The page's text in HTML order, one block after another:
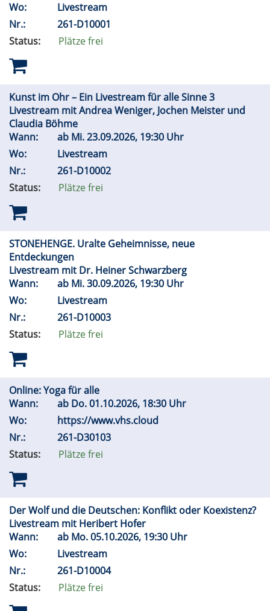
Wo:
Livestream
Nr.:
261-D10001
Status:
Plätze frei
Kunst im Ohr – Ein Livestream für alle Sinne 3
Livestream mit Andrea Weniger, Jochen Meister und
Claudia Böhme
Wann:
ab Mi.23.09.2026, 19:30 Uhr
Wo:
Livestream
Nr.:
261-D10002
Status:
Plätze frei
STONEHENGE. Uralte Geheimnisse, neue
Entdeckungen
Livestream mit Dr. Heiner Schwarzberg
Wann:
ab Mi.30.09.2026, 19:30 Uhr
Wo:
Livestream
Nr.:
261-D10003
Status:
Plätze frei
Online: Yoga für alle
Wann:
ab Do.01.10.2026, 18:30 Uhr
Wo:
https://www.vhs.cloud
Nr.:
261-D30103
Status:
Plätze frei
Der Wolf und die Deutschen: Konflikt oder Koexistenz?
Livestream mit Heribert Hofer
Wann:
ab Mo.05.10.2026, 19:30 Uhr
Wo:
Livestream
Nr.:
261-D10004
Status:
Plätze frei